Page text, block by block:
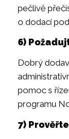
pečlivě
o dodací
6)
Dobrý
pomoc s
programu
7)